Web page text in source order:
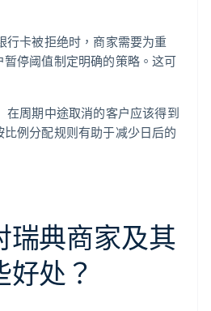
行卡被拒绝时，商家需要为重
停阈值制定明确的策略。这可
在周期中途取消的客户应该得到
例分配规则有助于减少日后的
瑞典商家及其
处？